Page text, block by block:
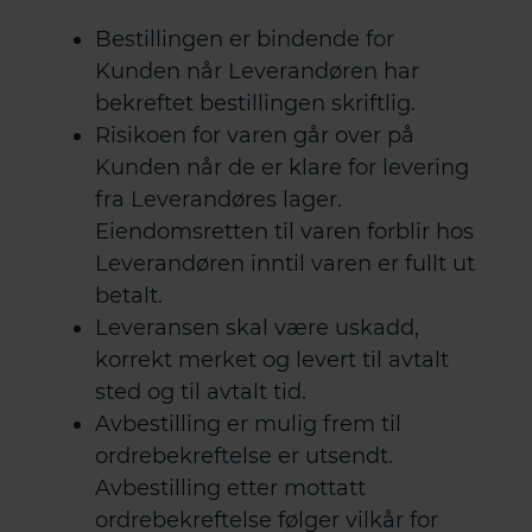
Bestillingen er bindende for
Kunden når Leverandøren har
bekreftet bestillingen skriftlig.
Risikoen for varen går over på
Kunden når de er klare for levering
fra Leverandøres lager.
Eiendomsretten til varen forblir hos
Leverandøren inntil varen er fullt ut
betalt.
Leveransen skal være uskadd,
korrekt merket og levert til avtalt
sted og til avtalt tid.
Avbestilling er mulig frem til
ordrebekreftelse er utsendt.
Avbestilling etter mottatt
ordrebekreftelse følger vilkår for